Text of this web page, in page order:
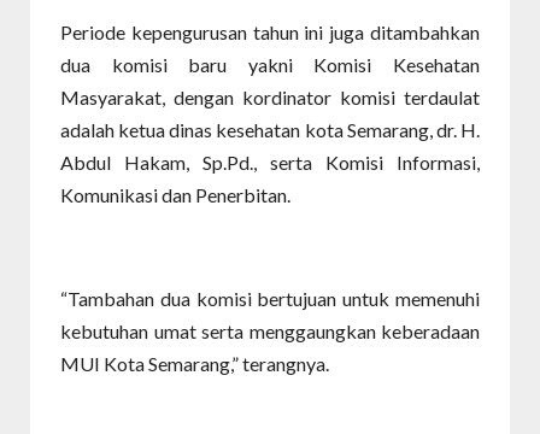
Periode kepengurusan tahun ini juga ditambahkan
dua komisi baru yakni Komisi Kesehatan
Masyarakat, dengan kordinator komisi terdaulat
adalah ketua dinas kesehatan kota Semarang, dr. H.
Abdul Hakam, Sp.Pd., serta Komisi Informasi,
Komunikasi dan Penerbitan.
“Tambahan dua komisi bertujuan untuk memenuhi
kebutuhan umat serta menggaungkan keberadaan
MUI Kota Semarang,” terangnya.